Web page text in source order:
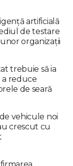
artificială
de testare
organizaţii
trebuie să ia
reduce
de seară
vehicule noi
crescut cu